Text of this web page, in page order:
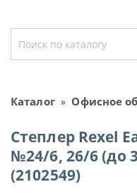
Каталог» Офисное
Степлер Rexel
№24/6, 26/6 (до
(2102549)